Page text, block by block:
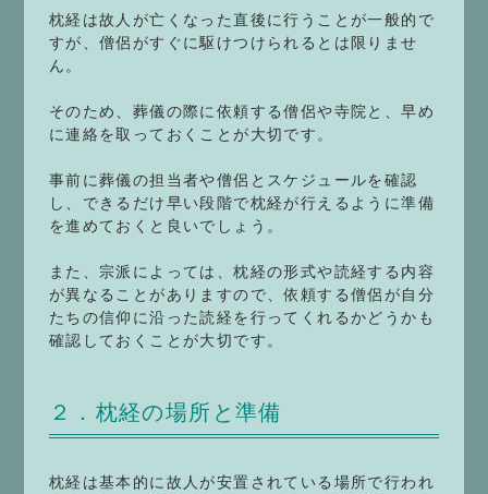
枕経は故人が亡くなった直後に行うことが一般的で
すが、僧侶がすぐに駆けつけられるとは限りませ
ん。
そのため、葬儀の際に依頼する僧侶や寺院と、早め
に連絡を取っておくことが大切です。
事前に葬儀の担当者や僧侶とスケジュールを確認
し、できるだけ早い段階で枕経が行えるように準備
を進めておくと良いでしょう。
また、宗派によっては、枕経の形式や読経する内容
が異なることがありますので、依頼する僧侶が自分
たちの信仰に沿った読経を行ってくれるかどうかも
確認しておくことが大切です。
２．枕経の場所と準備
枕経は基本的に故人が安置されている場所で行われ